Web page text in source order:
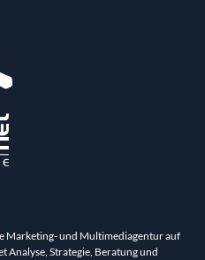
Marketing- und Multimediagentur auf
Analyse, Strategie, Beratung und